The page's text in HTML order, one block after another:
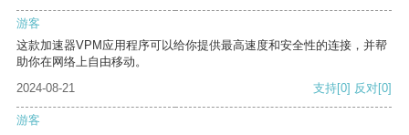
游客
这款加速器VPM应用程序可以给你提供最高速度和安全性的连接，并帮
助你在网络上自由移动。
2024-08-21
支持[0] 反对[0]
游客